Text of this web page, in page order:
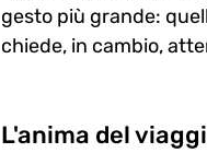
gesto più grande:
chiede, in cambio,
L'anima del